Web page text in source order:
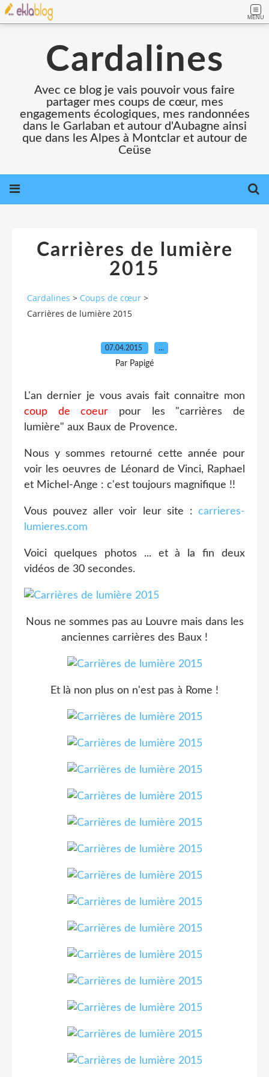
MENU
Cardalines
Avec ce blog je vais pouvoir vous faire
partager mes coups de cœur, mes
engagements écologiques, mes randonnées
dans le Garlaban et autour d'Aubagne ainsi
que dans les Alpes à Montclar et autour de
Ceüse
Carrières de lumière
2015
Cardalines > Coups de cœur >
Carrières de lumière 2015
07.04.2015 …
Par Papigé
L'an dernier je vous avais fait connaitre mon
coup de coeur pour les "carrières de
lumière" aux Baux de Provence.
Nous y sommes retourné cette année pour
voir les oeuvres de Léonard de Vinci, Raphael
et Michel-Ange : c'est toujours magnifique !!
Vous pouvez aller voir leur site : carrieres-
lumieres.com
Voici quelques photos ... et à la fin deux
vidéos de 30 secondes.
Nous ne sommes pas au Louvre mais dans les
anciennes carrières des Baux !
Et là non plus on n'est pas à Rome !